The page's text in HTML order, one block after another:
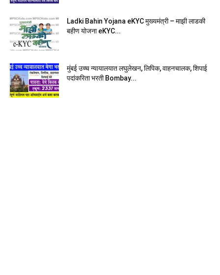
Ladki Bahin Yojana eKYC मुख्यमंत्री – माझी लाडकी
बहीण योजना eKYC...
मुंबई उच्च न्यायालयात लघुलेखन, लिपिक, वाहनचालक, शिपाई
पदांकरिता भरती Bombay...